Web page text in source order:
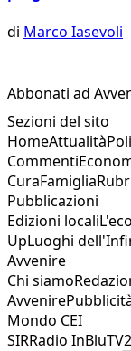
di Marco Iasevoli
Abbonati ad
Sezioni del sito
HomeAttualità
Commenti
CuraFamiglia
Pubblicazioni
Edizioni locali
UpLuoghi
Avvenire
Chi siamo
Avvenire
Mondo CEI
SIRRadio InBlu